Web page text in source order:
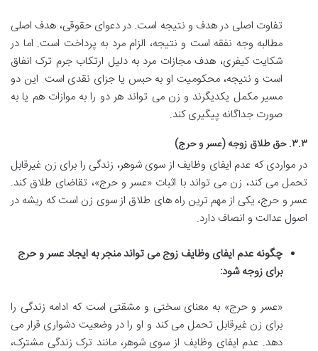
تفاوت اصلی در هدف و نتیجه است. در دعوای حقوقی، هدف اصلی
مطالبه وجه نفقه است و نتیجه، الزام مرد به پرداخت است. اما در
شکایت کیفری، هدف مجازات مرد به دلیل ارتکاب جرم ترک انفاق
است و نتیجه، محکومیت او به حبس یا جزای نقدی است. این دو
مسیر مکمل یکدیگرند و زن می تواند هر دو را به موازات هم یا به
صورت جداگانه پیگیری کند.
۳.۳. حق طلاق زوجه (عسر و حرج)
در مواردی که عدم ایفای وظایف از سوی شوهر، زندگی را برای زن غیرقابل
تحمل می کند، زن می تواند با اثبات «عسر و حرج»، تقاضای طلاق کند.
عسر و حرج، یکی از مهم ترین راه های طلاق از سوی زن است که ریشه در
اصول عدالت و انصاف دارد.
چگونه عدم ایفای وظایف زوج می تواند منجر به ایجاد عسر و حرج
برای زوجه شود:
«عسر و حرج» به معنای سختی و مشقتی است که ادامه زندگی را
برای زن غیرقابل تحمل می کند و او را در وضعیت دشواری قرار می
دهد. عدم ایفای وظایف از سوی شوهر، مانند ترک زندگی مشترک،